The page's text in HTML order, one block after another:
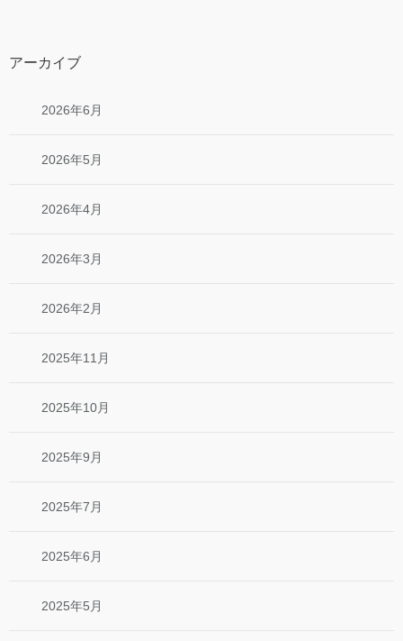
アーカイブ
2026年6月
2026年5月
2026年4月
2026年3月
2026年2月
2025年11月
2025年10月
2025年9月
2025年7月
2025年6月
2025年5月